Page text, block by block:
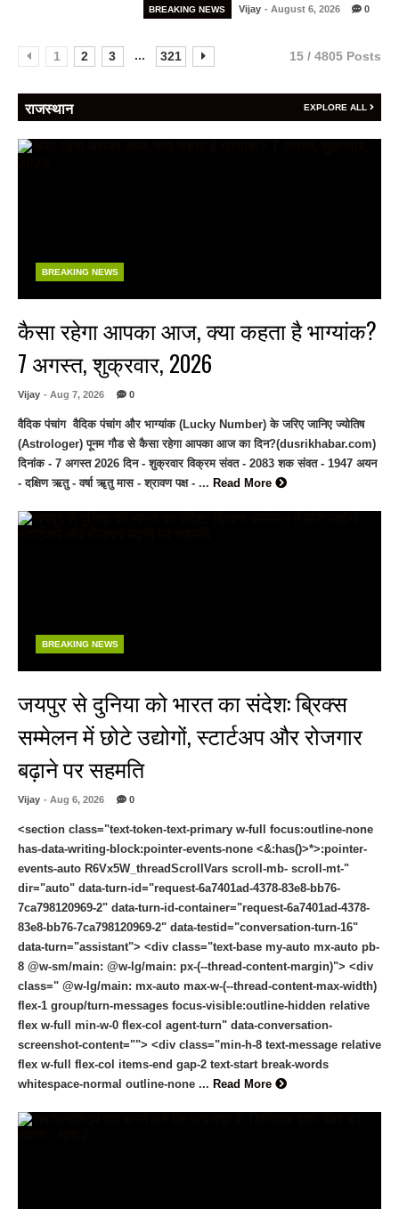
BREAKING NEWS Vijay - August 6, 2026 0
1 2 3 ... 321 15 / 4805 Posts
राजस्थान EXPLORE ALL
BREAKING NEWS
कैसा रहेगा आपका आज, क्या कहता है भाग्यांक?
7 अगस्त, शुक्रवार, 2026
Vijay - Aug 7, 2026 0
वैदिक पंचांग वैदिक पंचांग और भाग्यांक (Lucky Number) के जरिए जानिए ज्योतिष
(Astrologer) पूनम गौड से कैसा रहेगा आपका आज का दिन?(dusrikhabar.com)
दिनांक - 7 अगस्त 2026 दिन - शुक्रवार विक्रम संवत - 2083 शक संवत - 1947 अयन
- दक्षिण ऋतु - वर्षा ॠतु मास - श्रावण पक्ष - ... Read More
BREAKING NEWS
जयपुर से दुनिया को भारत का संदेश: ब्रिक्स
सम्मेलन में छोटे उद्योगों, स्टार्टअप और रोजगार
बढ़ाने पर सहमति
Vijay - Aug 6, 2026 0
<section class="text-token-text-primary w-full focus:outline-none
has-data-writing-block:pointer-events-none <&:has()>*>:pointer-
events-auto R6Vx5W_threadScrollVars scroll-mb- scroll-mt-"
dir="auto" data-turn-id="request-6a7401ad-4378-83e8-bb76-
7ca798120969-2" data-turn-id-container="request-6a7401ad-4378-
83e8-bb76-7ca798120969-2" data-testid="conversation-turn-16"
data-turn="assistant"> <div class="text-base my-auto mx-auto pb-
8 @w-sm/main: @w-lg/main: px-(--thread-content-margin)"> <div
class=" @w-lg/main: mx-auto max-w-(--thread-content-max-width)
flex-1 group/turn-messages focus-visible:outline-hidden relative
flex w-full min-w-0 flex-col agent-turn" data-conversation-
screenshot-content=""> <div class="min-h-8 text-message relative
flex w-full flex-col items-end gap-2 text-start break-words
whitespace-normal outline-none ... Read More